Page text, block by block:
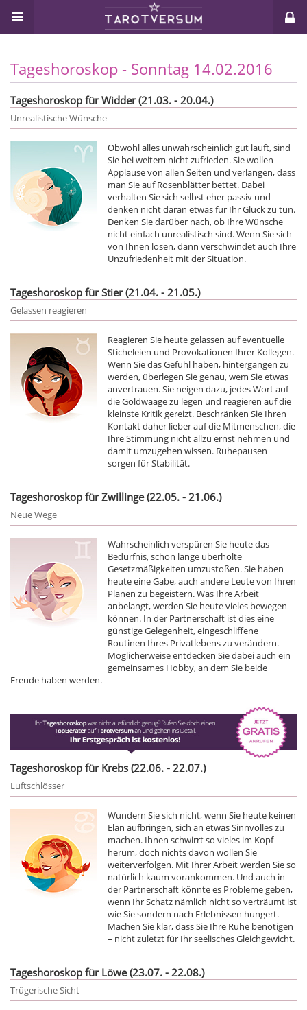
Tageshoroskop - Sonntag 14.02.2016
Tageshoroskop für Widder (21.03. - 20.04.)
Unrealistische Wünsche
Obwohl alles unwahrscheinlich gut läuft, sind
Sie bei weitem nicht zufrieden. Sie wollen
Applause von allen Seiten und verlangen, dass
man Sie auf Rosenblätter bettet. Dabei
verhalten Sie sich selbst eher passiv und
denken nicht daran etwas für Ihr Glück zu tun.
Denken Sie darüber nach, ob Ihre Wünsche
nicht einfach unrealistisch sind. Wenn Sie sich
von Ihnen lösen, dann verschwindet auch Ihre
Unzufriedenheit mit der Situation.
Tageshoroskop für Stier (21.04. - 21.05.)
Gelassen reagieren
Reagieren Sie heute gelassen auf eventuelle
Sticheleien und Provokationen Ihrer Kollegen.
Wenn Sie das Gefühl haben, hintergangen zu
werden, überlegen Sie genau, wem Sie etwas
anvertrauen. Sie neigen dazu, jedes Wort auf
die Goldwaage zu legen und reagieren auf die
kleinste Kritik gereizt. Beschränken Sie Ihren
Kontakt daher lieber auf die Mitmenschen, die
Ihre Stimmung nicht allzu ernst nehmen und
damit umzugehen wissen. Ruhepausen
sorgen für Stabilität.
Tageshoroskop für Zwillinge (22.05. - 21.06.)
Neue Wege
Wahrscheinlich verspüren Sie heute das
Bedürfnis, schon lange überholte
Gesetzmäßigkeiten umzustoßen. Sie haben
heute eine Gabe, auch andere Leute von Ihren
Plänen zu begeistern. Was Ihre Arbeit
anbelangt, werden Sie heute vieles bewegen
können. In der Partnerschaft ist dies eine
günstige Gelegenheit, eingeschliffene
Routinen Ihres Privatlebens zu verändern.
Möglicherweise entdecken Sie dabei auch ein
gemeinsames Hobby, an dem Sie beide
Freude haben werden.
Tageshoroskop für Krebs (22.06. - 22.07.)
Luftschlösser
Wundern Sie sich nicht, wenn Sie heute keinen
Elan aufbringen, sich an etwas Sinnvolles zu
machen. Ihnen schwirrt so vieles im Kopf
herum, doch nichts davon wollen Sie
weiterverfolgen. Mit Ihrer Arbeit werden Sie so
natürlich kaum vorankommen. Und auch in
der Partnerschaft könnte es Probleme geben,
wenn Ihr Schatz nämlich nicht so verträumt ist
wie Sie sondern nach Erlebnissen hungert.
Machen Sie klar, dass Sie Ihre Ruhe benötigen
– nicht zuletzt für Ihr seelisches Gleichgewicht.
Tageshoroskop für Löwe (23.07. - 22.08.)
Trügerische Sicht